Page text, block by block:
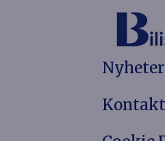
Nyheter